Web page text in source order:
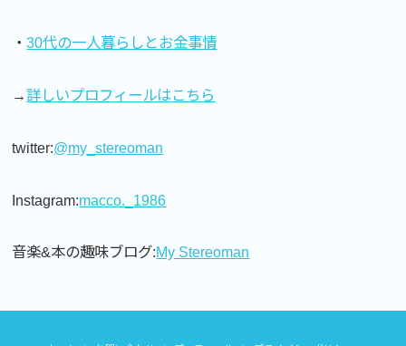
・30代の一人暮らしとお金事情
→詳しいプロフィールはこちら
twitter:@my_stereoman
Instagram:macco._1986
音楽&本の趣味ブログ:My Stereoman